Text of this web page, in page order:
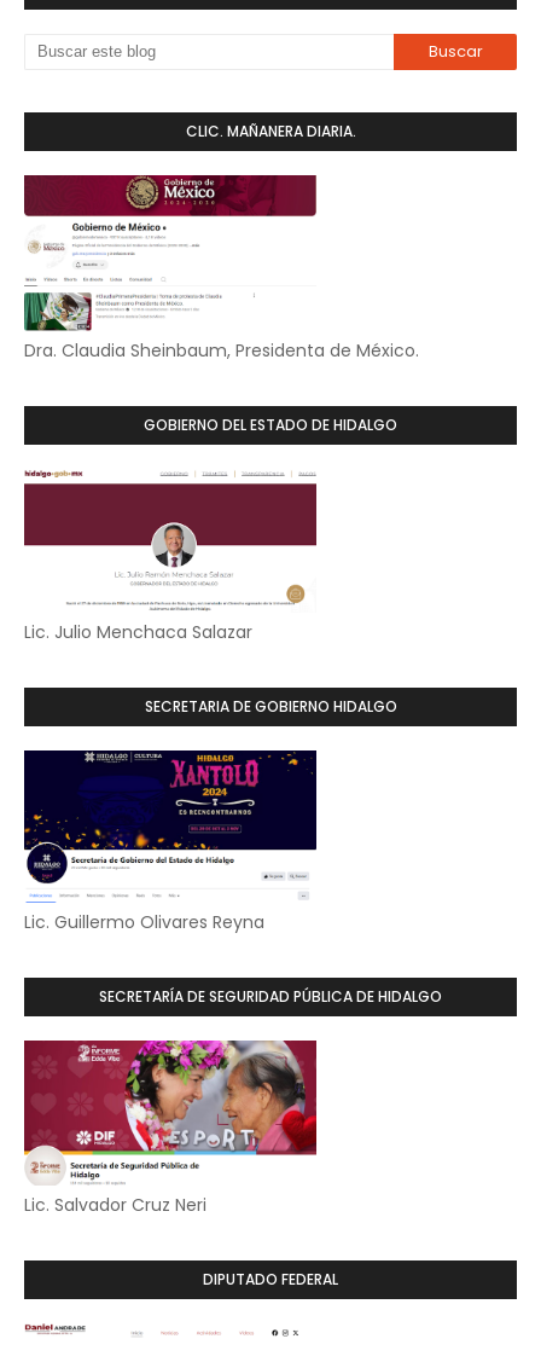
CLIC. MAÑANERA DIARIA.
Dra. Claudia Sheinbaum, Presidenta de México.
GOBIERNO DEL ESTADO DE HIDALGO
Lic. Julio Menchaca Salazar
SECRETARIA DE GOBIERNO HIDALGO
Lic. Guillermo Olivares Reyna
SECRETARÍA DE SEGURIDAD PÚBLICA DE HIDALGO
Lic. Salvador Cruz Neri
DIPUTADO FEDERAL